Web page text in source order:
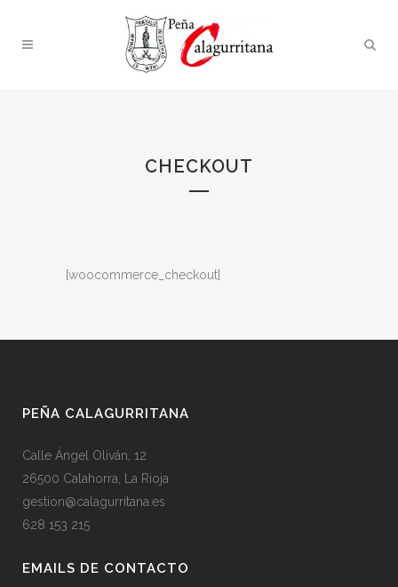
CHECKOUT
[woocommerce_checkout]
PEÑA CALAGURRITANA
Calle Ángel Oliván, 12
26500 Calahorra, La Rioja
gestion@calagurritana.es
628 153 215
EMAILS DE CONTACTO